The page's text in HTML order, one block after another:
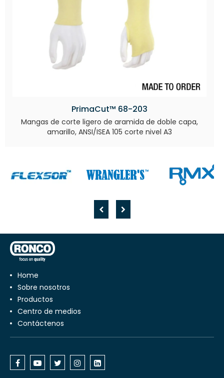
PrimaCut™ 68-203
Mangas de corte ligero de aramida de doble capa,
amarillo, ANSI/ISEA 105 corte nivel A3
Home
Sobre nosotros
Productos
Centro de medios
Contáctenos